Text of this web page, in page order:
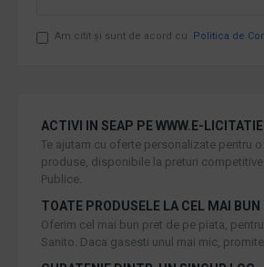
Am citit şi sunt de acord cu Politica de
ACTIVI IN SEAP PE WWW.E-
Te ajutam cu oferte personalizate pentru
produse, disponibile la preturi
Publice.
TOATE PRODUSELE LA CEL MAI BUN
Oferim cel mai bun pret de pe piata,
Sanito. Daca gasesti unul mai mic,